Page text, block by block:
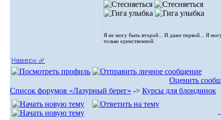
Я не могу быть второй... И даже первой... Я
только единственной.
Наверх ⮵
Оценить
Список форумов «Лазурный берег» -> Курсы для блондинок